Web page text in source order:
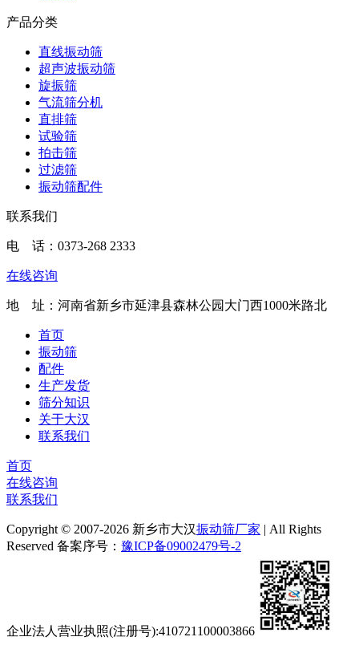
产品分类
直线振动筛
超声波振动筛
旋振筛
气流筛分机
直排筛
试验筛
拍击筛
过滤筛
振动筛配件
联系我们
电 话： 0373-268 2333
在线咨询
地 址：河南省新乡市延津县森林公园大门西1000米路北
首页
振动筛
配件
生产发货
筛分知识
关于大汉
联系我们
首页
在线咨询
联系我们
Copyright © 2007-2026 新乡市大汉振动筛厂家 | All Rights
Reserved 备案序号： 豫ICP备09002479号-2
企业法人营业执照(注册号):410721100003866